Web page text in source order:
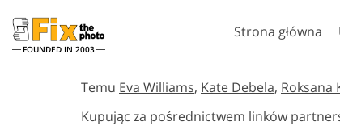
FOUNDED IN 2003
Strona główna
Lightroom
Temu Eva Williams, Kate Debela, Roksana
Kupując za pośrednictwem linków